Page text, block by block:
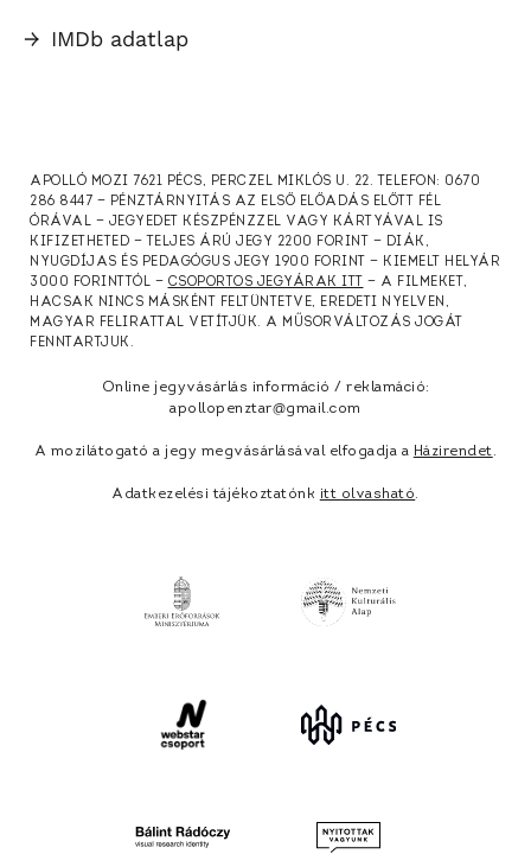
→ IMDb adatlap
APOLLÓ MOZI 7621 PÉCS, PERCZEL MIKLÓS U. 22. TELEFON: 0670
286 8447 — PÉNZTÁRNYITÁS AZ ELSŐ ELŐADÁS ELŐTT FÉL
ÓRÁVAL — JEGYEDET KÉSZPÉNZZEL VAGY KÁRTYÁVAL IS
KIFIZETHETED — TELJES ÁRÚ JEGY 2200 FORINT — DIÁK,
NYUGDÍJAS ÉS PEDAGÓGUS JEGY 1900 FORINT — KIEMELT HELYÁR
3000 FORINTTÓL — CSOPORTOS JEGYÁRAK ITT
— A FILMEKET,
HACSAK NINCS MÁSKÉNT FELTÜNTETVE, EREDETI NYELVEN,
MAGYAR FELIRATTAL VETÍTJÜK. A MŰSORVÁLTOZÁS JOGÁT
FENNTARTJUK.
Online jegyvásárlás információ / reklamáció:
apollopenztar@gmail.com
A mozilátogató a jegy megvásárlásával elfogadja a Házirendet.
Adatkezelési tájékoztatónk itt olvasható.